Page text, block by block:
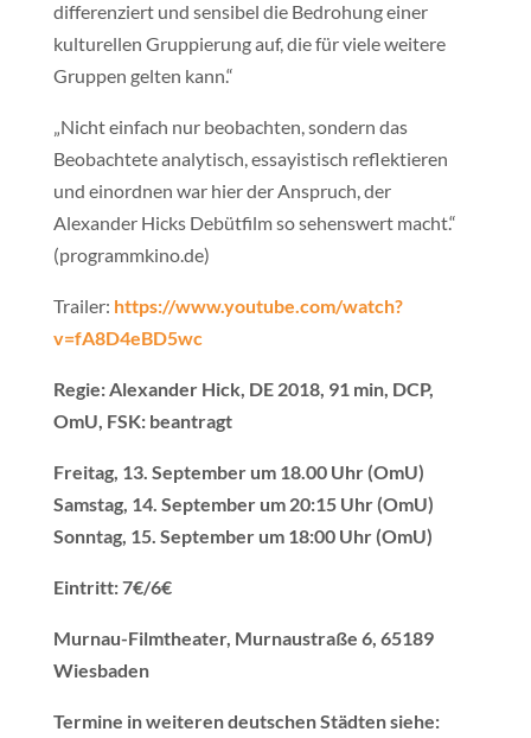
differenziert und sensibel die Bedrohung einer
kulturellen Gruppierung auf, die für viele weitere
Gruppen gelten kann.“
„Nicht einfach nur beobachten, sondern das
Beobachtete analytisch, essayistisch reflektieren
und einordnen war hier der Anspruch, der
Alexander Hicks Debütfilm so sehenswert macht.“
(programmkino.de)
Trailer: https://www.youtube.com/watch?
v=fA8D4eBD5wc
Regie: Alexander Hick, DE 2018, 91 min, DCP,
OmU, FSK: beantragt
Freitag, 13. September um 18.00 Uhr (OmU)
Samstag, 14. September um 20:15 Uhr (OmU)
Sonntag, 15. September um 18:00 Uhr (OmU)
Eintritt: 7€/6€
Murnau-Filmtheater, Murnaustraße 6, 65189
Wiesbaden
Termine in weiteren deutschen Städten siehe: